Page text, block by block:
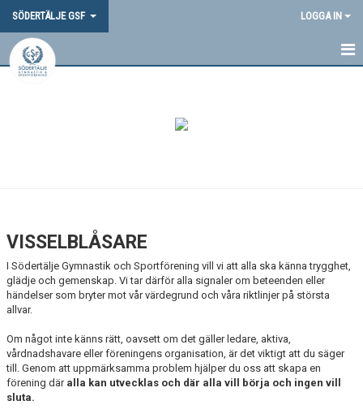
SÖDERTÄLJE GSF LOGGA IN
TÄVLINGAR
MEDLEMSINFORMATION
UTMÄRKELSER
VISSELBLÅSARE
VISSELBLÅSARE
I Södertälje Gymnastik och Sportförening vill vi att alla ska känna trygghet,
glädje och gemenskap. Vi tar därför alla signaler om beteenden eller
händelser som bryter mot vår värdegrund och våra riktlinjer på största
allvar.
Om något inte känns rätt, oavsett om det gäller ledare, aktiva,
vårdnadshavare eller föreningens organisation, är det viktigt att du säger
till. Genom att uppmärksamma problem hjälper du oss att skapa en
förening där alla kan utvecklas och där alla vill börja och ingen vill
sluta.